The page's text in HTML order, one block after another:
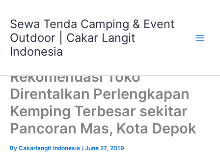
content
Sewa Tenda Camping & Event
Outdoor | Cakar Langit
Indonesia
Rekomendasi Toko
Direntalkan Perlengkapan
Kemping Terbesar sekitar
Pancoran Mas, Kota Depok
By Cakarlangit Indonesia /June 27, 2019